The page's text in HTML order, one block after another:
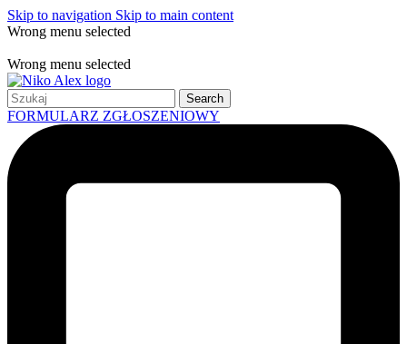
Skip to navigation Skip to main content
Wrong menu selected
Wrong menu selected
Search
FORMULARZ ZGŁOSZENIOWY